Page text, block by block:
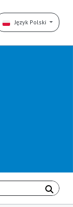
Język Polski